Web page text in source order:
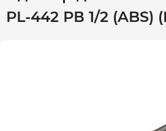
PL-442 РВ 1/2 (ABS)